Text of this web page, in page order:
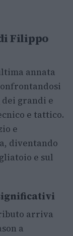
Filippo
annata
dei grandi e
e tattico.
e
diventando
e sul
arriva
a